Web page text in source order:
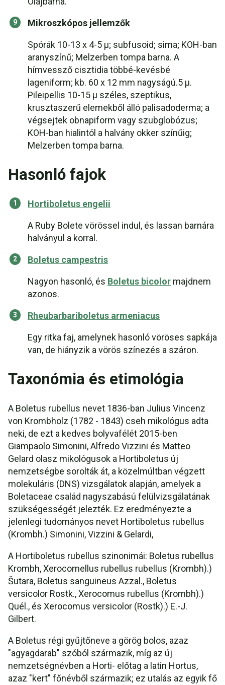
Mikroszkópos jellemzők
Spórák 10-13 x 4-5 µ; subfusoid; sima; KOH-ban
aranyszínű; Melzerben tompa barna. A
hímvessző cisztidia többé-kevésbé
lageniform; kb. 60 x 12 mm nagyságú.5 µ.
Pileipellis 10-15 µ széles, szeptikus,
krusztaszerű elemekből álló palisadoderma; a
végsejtek obnapiform vagy szubglobózus;
KOH-ban hialintól a halvány okker színűig;
Melzerben tompa barna.
Hasonló fajok
Hortiboletus engelii
A Ruby Bolete vörössel indul, és lassan barnára
halványul a korral.
Boletus campestris
Nagyon hasonló, és Boletus bicolor majdnem
azonos.
Rheubarbariboletus armeniacus
Egy ritka faj, amelynek hasonló vöröses sapkája
van, de hiányzik a vörös színezés a száron.
Taxonómia és etimológia
A Boletus rubellus nevet 1836-ban Julius Vincenz
von Krombholz (1782 - 1843) cseh mikológus adta
neki, de ezt a kedves bolyvafélét 2015-ben
Giampaolo Simonini, Alfredo Vizzini és Matteo
Gelard olasz mikológusok a Hortiboletus új
nemzetségbe sorolták át, a közelmúltban végzett
molekuláris (DNS) vizsgálatok alapján, amelyek a
Boletaceae család nagyszabású felülvizsgálatának
szükségességét jelezték. Ez eredményezte a
jelenlegi tudományos nevet Hortiboletus rubellus
(Krombh.) Simonini, Vizzini & Gelardi,
A Hortiboletus rubellus szinonimái: Boletus rubellus
Krombh, Xerocomellus rubellus rubellus (Krombh).)
Šutara, Boletus sanguineus Azzal., Boletus
versicolor Rostk., Xerocomus rubellus (Krombh).)
Quél., és Xerocomus versicolor (Rostk).) E.-J.
Gilbert.
A Boletus régi gyűjtőneve a görög bolos, azaz
"agyagdarab" szóból származik, míg az új
nemzetségnévben a Horti- előtag a latin Hortus,
azaz "kert" főnévből származik; ez utalás az egyik fő